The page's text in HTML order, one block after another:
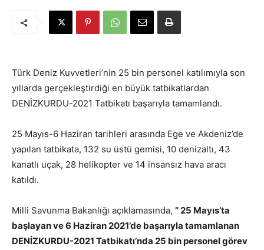
Türk Deniz Kuvvetleri’nin 25 bin personel katılımıyla son
yıllarda gerçekleştirdiği en büyük tatbikatlardan
DENİZKURDU-2021 Tatbikatı başarıyla tamamlandı.
25 Mayıs-6 Haziran tarihleri arasında Ege ve Akdeniz’de
yapılan tatbikata, 132 su üstü gemisi, 10 denizaltı, 43
kanatlı uçak, 28 helikopter ve 14 insansız hava aracı
katıldı.
Milli Savunma Bakanlığı açıklamasında, ” 25 Mayıs’ta
başlayan ve 6 Haziran 2021’de başarıyla tamamlanan
DENİZKURDU-2021 Tatbikatı’nda 25 bin personel görev